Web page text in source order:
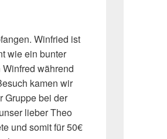
Winfried ist
wie ein bunter
während
kamen wir
Gruppe bei der
lieber Theo
und somit für 50€